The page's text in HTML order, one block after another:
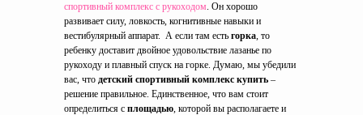
спортивный комплекс с рукоходом. Он хорошо
развивает силу, ловкость, когнитивные навыки и
вестибулярный аппарат. А если там есть горка, то
ребенку доставит двойное удовольствие лазанье по
рукоходу и плавный спуск на горке. Думаю, мы убедили
вас, что детский спортивный комплекс купить –
решение правильное. Единственное, что вам стоит
определиться с площадью, которой вы располагаете и